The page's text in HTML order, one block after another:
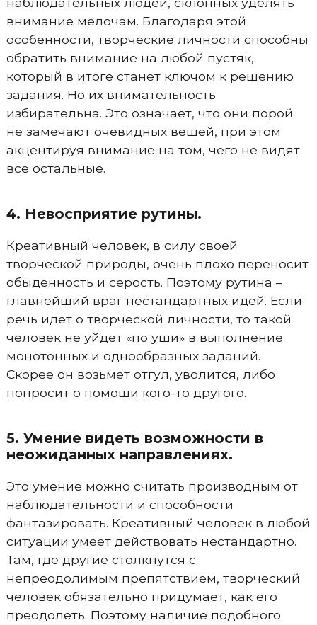
внимание мелочам. Благодаря этой
особенности, творческие личности способны
обратить внимание на любой пустяк,
который в итоге станет ключом к решению
задания. Но их внимательность
избирательна. Это означает, что они порой
не замечают очевидных вещей, при этом
акцентируя внимание на том, чего не видят
все остальные.
4. Невосприятие рутины.
Креативный человек, в силу своей
творческой природы, очень плохо переносит
обыденность и серость. Поэтому рутина –
главнейший враг нестандартных идей. Если
речь идет о творческой личности, то такой
человек не уйдет «по уши» в выполнение
монотонных и однообразных заданий.
Скорее он возьмет отгул, уволится, либо
попросит о помощи кого-то другого.
5. Умение видеть возможности в
неожиданных направлениях.
Это умение можно считать производным от
наблюдательности и способности
фантазировать. Креативный человек в любой
ситуации умеет действовать нестандартно.
Там, где другие столкнутся с
непреодолимым препятствием, творческий
человек обязательно придумает, как его
преодолеть. Поэтому наличие подобного